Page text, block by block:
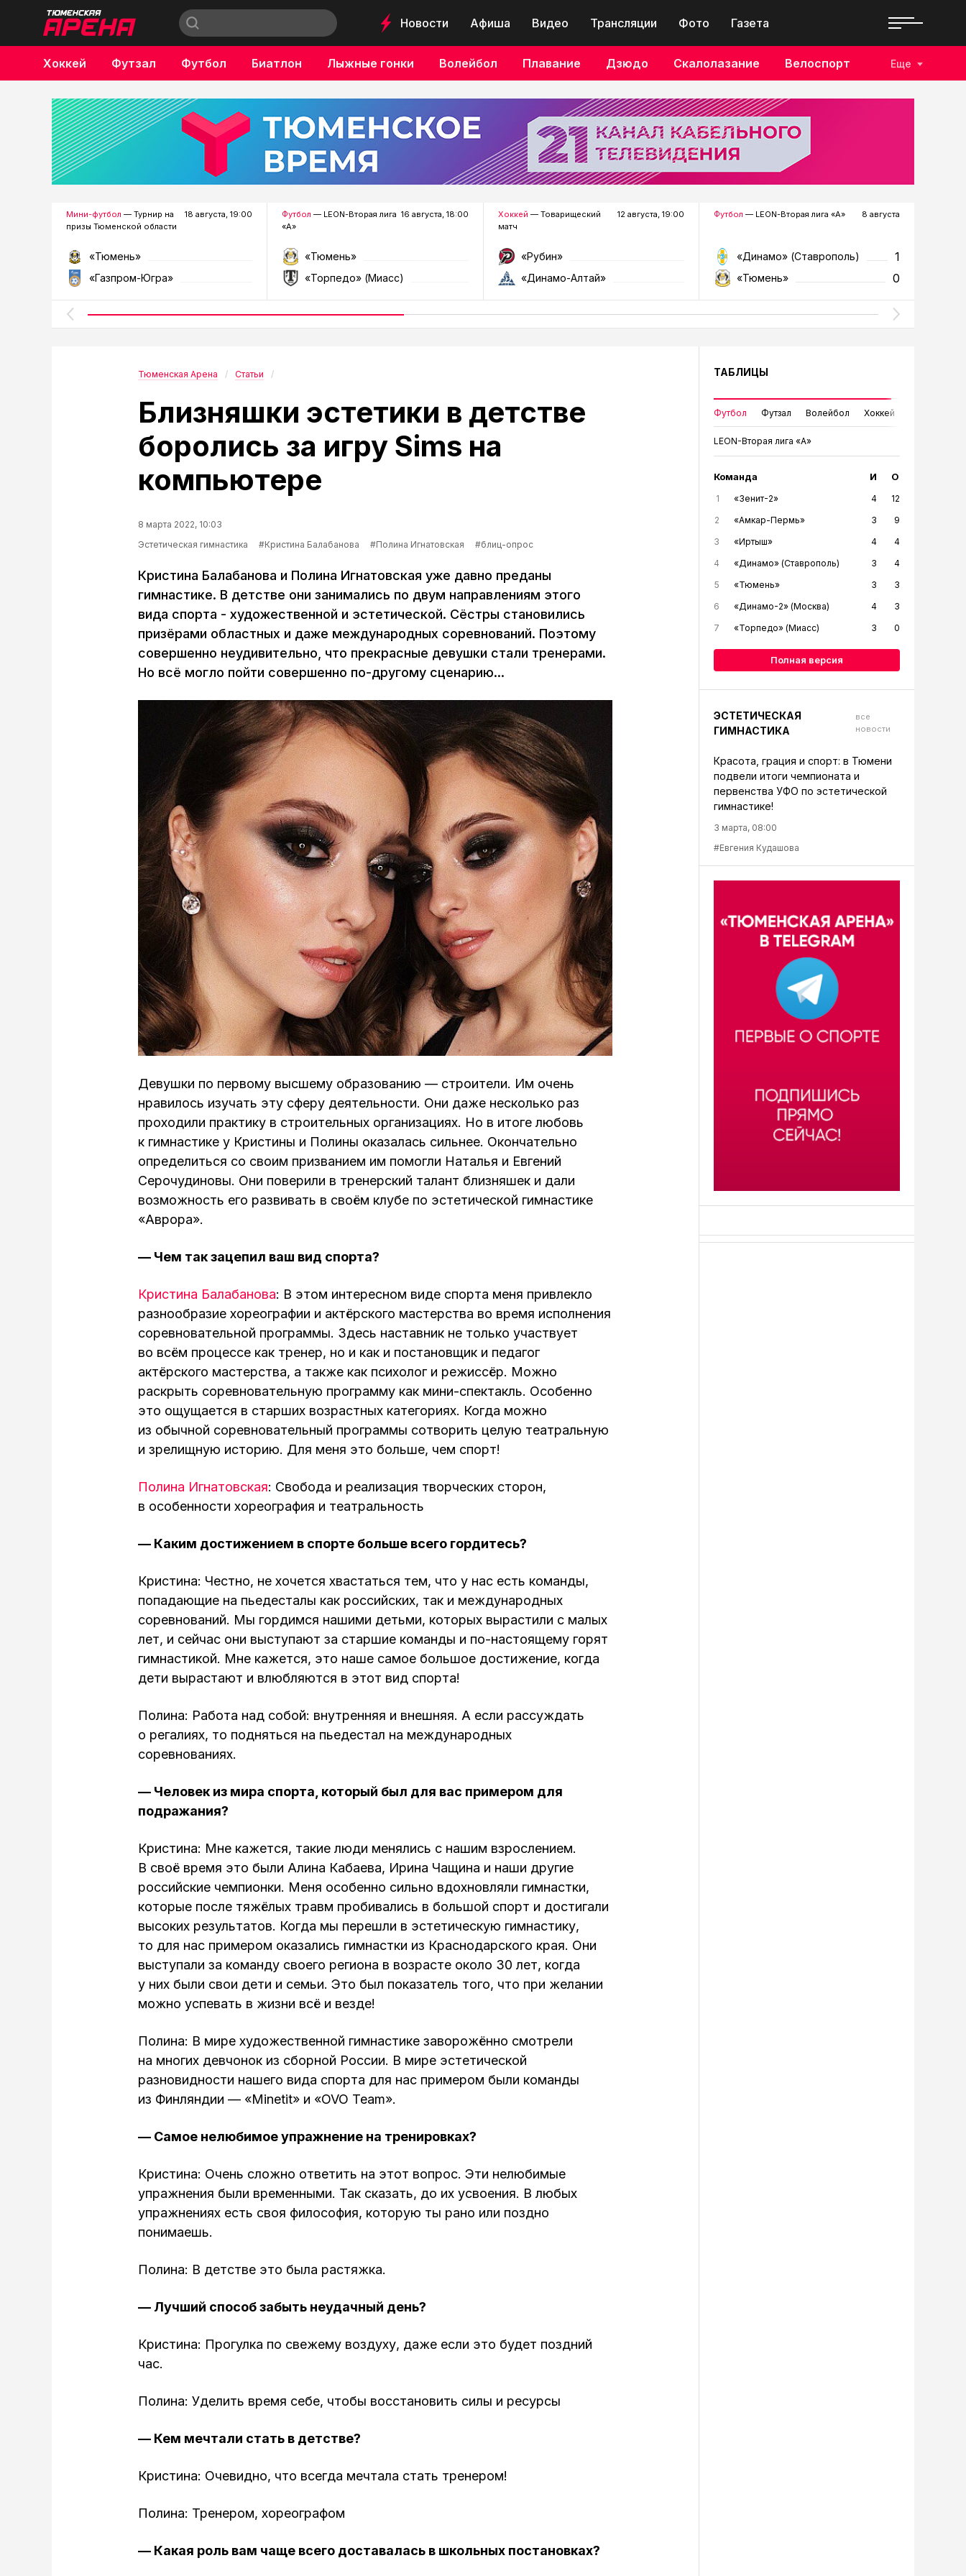
Новости Афиша Видео Трансляции Фото Газета
Хоккей Футзал Футбол Биатлон Лыжные гонки Волейбол Плавание Дзюдо Скалолазание Велоспорт
Бокс
Еще
Мини-футбол — Турнир на
призы Тюменской области
18 августа, 19:00
«Тюмень»
«Газпром-Югра»
Футбол — LEON-Вторая лига
«А»
16 августа, 18:00
«Тюмень»
«Торпедо» (Миасс)
Хоккей — Товарищеский
матч
12 августа, 19:00
«Рубин»
«Динамо-Алтай»
Футбол — LEON-Вторая лига «А» 8 августа
«Динамо» (Ставрополь) 1
«Тюмень» 0
Тюменская Арена Статьи
Близняшки эстетики в детстве
боролись за игру Sims на
компьютере
8 марта 2022, 10:03
Эстетическая гимнастика
#Кристина Балабанова #Полина Игнатовская #блиц-опрос
Кристина Балабанова и Полина Игнатовская уже давно преданы
гимнастике. В детстве они занимались по двум направлениям этого
вида спорта - художественной и эстетической. Сёстры становились
призёрами областных и даже международных соревнований. Поэтому
совершенно неудивительно, что прекрасные девушки стали тренерами.
Но всё могло пойти совершенно по-другому сценарию...
Девушки по первому высшему образованию — строители. Им очень
нравилось изучать эту сферу деятельности. Они даже несколько раз
проходили практику в строительных организациях. Но в итоге любовь
к гимнастике у Кристины и Полины оказалась сильнее. Окончательно
определиться со своим призванием им помогли Наталья и Евгений
Серочудиновы. Они поверили в тренерский талант близняшек и дали
возможность его развивать в своём клубе по эстетической гимнастике
«Аврора».
— Чем так зацепил ваш вид спорта?
Кристина Балабанова: В этом интересном виде спорта меня привлекло
разнообразие хореографии и актёрского мастерства во время исполнения
соревновательной программы. Здесь наставник не только участвует
во всём процессе как тренер, но и как и постановщик и педагог
актёрского мастерства, а также как психолог и режиссёр. Можно
раскрыть соревновательную программу как мини-спектакль. Особенно
это ощущается в старших возрастных категориях. Когда можно
из обычной соревновательный программы сотворить целую театральную
и зрелищную историю. Для меня это больше, чем спорт!
Полина Игнатовская: Свобода и реализация творческих сторон,
в особенности хореография и театральность
— Каким достижением в спорте больше всего гордитесь?
Кристина: Честно, не хочется хвастаться тем, что у нас есть команды,
попадающие на пьедесталы как российских, так и международных
соревнований. Мы гордимся нашими детьми, которых вырастили с малых
лет, и сейчас они выступают за старшие команды и по-настоящему горят
гимнастикой. Мне кажется, это наше самое большое достижение, когда
дети вырастают и влюбляются в этот вид спорта!
Полина: Работа над собой: внутренняя и внешняя. А если рассуждать
о регалиях, то подняться на пьедестал на международных
соревнованиях.
— Человек из мира спорта, который был для вас примером для
подражания?
Кристина: Мне кажется, такие люди менялись с нашим взрослением.
В своё время это были Алина Кабаева, Ирина Чащина и наши другие
российские чемпионки. Меня особенно сильно вдохновляли гимнастки,
которые после тяжёлых травм пробивались в большой спорт и достигали
высоких результатов. Когда мы перешли в эстетическую гимнастику,
то для нас примером оказались гимнастки из Краснодарского края. Они
выступали за команду своего региона в возрасте около 30 лет, когда
у них были свои дети и семьи. Это был показатель того, что при желании
можно успевать в жизни всё и везде!
Полина: В мире художественной гимнастике заворожённо смотрели
на многих девчонок из сборной России. В мире эстетической
разновидности нашего вида спорта для нас примером были команды
из Финляндии — «Minetit» и «OVO Team».
— Самое нелюбимое упражнение на тренировках?
Кристина: Очень сложно ответить на этот вопрос. Эти нелюбимые
упражнения были временными. Так сказать, до их усвоения. В любых
упражнениях есть своя философия, которую ты рано или поздно
понимаешь.
Полина: В детстве это была растяжка.
— Лучший способ забыть неудачный день?
Кристина: Прогулка по свежему воздуху, даже если это будет поздний
час.
Полина: Уделить время себе, чтобы восстановить силы и ресурсы
— Кем мечтали стать в детстве?
Кристина: Очевидно, что всегда мечтала стать тренером!
Полина: Тренером, хореографом
— Какая роль вам чаще всего доставалась в школьных постановках?
ТАБЛИЦЫ
Футбол Футзал Волейбол Хоккей
LEON-Вторая лига «А»
Команда И О
1 «Зенит-2» 4
12
2
«Амкар-Пермь» 3
9
3
«Иртыш» 4
4
4
«Динамо» (Ставрополь) 3
4
5
«Тюмень» 3
3
6
«Динамо-2» (Москва) 4
3
7
«Торпедо» (Миасс) 3 0
Полная версия
ЭСТЕТИЧЕСКАЯ
ГИМНАСТИКА
все
новости
Красота, грация и спорт: в Тюмени
подвели итоги чемпионата и
первенства УФО по эстетической
гимнастике!
3 марта, 08:00
#Евгения Кудашова